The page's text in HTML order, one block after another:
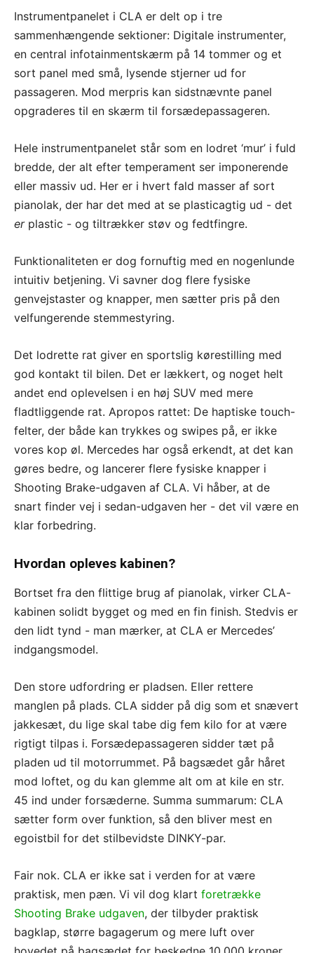
Instrumentpanelet i CLA er delt op i tre
sammenhængende sektioner: Digitale instrumenter,
en central infotainmentskærm på 14 tommer og et
sort panel med små, lysende stjerner ud for
passageren. Mod merpris kan sidstnævnte panel
opgraderes til en skærm til forsædepassageren.
Hele instrumentpanelet står som en lodret ‘mur’ i fuld
bredde, der alt efter temperament ser imponerende
eller massiv ud. Her er i hvert fald masser af sort
pianolak, der har det med at se plasticagtig ud - det
er plastic - og tiltrækker støv og fedtfingre.
Funktionaliteten er dog fornuftig med en nogenlunde
intuitiv betjening. Vi savner dog flere fysiske
genvejstaster og knapper, men sætter pris på den
velfungerende stemmestyring.
Det lodrette rat giver en sportslig kørestilling med
god kontakt til bilen. Det er lækkert, og noget helt
andet end oplevelsen i en høj SUV med mere
fladtliggende rat. Apropos rattet: De haptiske touch-
felter, der både kan trykkes og swipes på, er ikke
vores kop øl. Mercedes har også erkendt, at det kan
gøres bedre, og lancerer flere fysiske knapper i
Shooting Brake-udgaven af CLA. Vi håber, at de
snart finder vej i sedan-udgaven her - det vil være en
klar forbedring.
Hvordan opleves kabinen?
Bortset fra den flittige brug af pianolak, virker CLA-
kabinen solidt bygget og med en fin finish. Stedvis er
den lidt tynd - man mærker, at CLA er Mercedes’
indgangsmodel.
Den store udfordring er pladsen. Eller rettere
manglen på plads. CLA sidder på dig som et snævert
jakkesæt, du lige skal tabe dig fem kilo for at være
rigtigt tilpas i. Forsædepassageren sidder tæt på
pladen ud til motorrummet. På bagsædet går håret
mod loftet, og du kan glemme alt om at kile en str.
45 ind under forsæderne. Summa summarum: CLA
sætter form over funktion, så den bliver mest en
egoistbil for det stilbevidste DINKY-par.
Fair nok. CLA er ikke sat i verden for at være
praktisk, men pæn. Vi vil dog klart foretrække
Shooting Brake udgaven, der tilbyder praktisk
bagklap, større bagagerum og mere luft over